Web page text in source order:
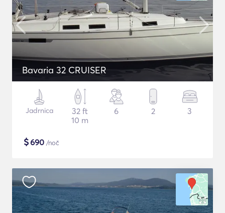
Bavaria 32 CRUISER
Jadrnica
32 ft
10 m
6 2 3
$690 /noč